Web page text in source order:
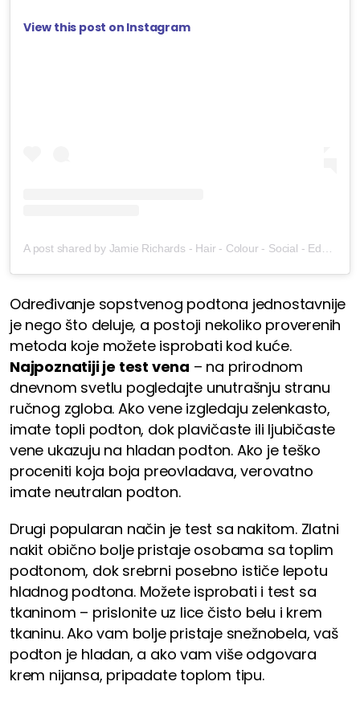
View this post on Instagram
Određivanje sopstvenog podtona jednostavnije
je nego što deluje, a postoji nekoliko proverenih
metoda koje možete isprobati kod kuće.
Najpoznatiji je test vena – na prirodnom
dnevnom svetlu pogledajte unutrašnju stranu
ručnog zgloba. Ako vene izgledaju zelenkasto,
imate topli podton, dok plavičaste ili ljubičaste
vene ukazuju na hladan podton. Ako je teško
proceniti koja boja preovladava, verovatno
imate neutralan podton.
Drugi popularan način je test sa nakitom. Zlatni
nakit obično bolje pristaje osobama sa toplim
podtonom, dok srebrni posebno ističe lepotu
hladnog podtona. Možete isprobati i test sa
tkaninom – prislonite uz lice čisto belu i krem
tkaninu. Ako vam bolje pristaje snežnobela, vaš
podton je hladan, a ako vam više odgovara
krem nijansa, pripadate toplom tipu.